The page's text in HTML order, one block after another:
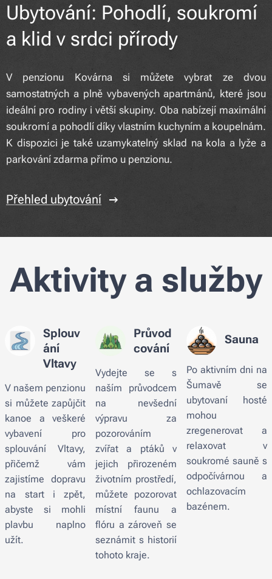
Ubytování: Pohodlí, soukromí
a klid v srdci přírody
V penzionu Kovárna si můžete vybrat ze dvou
samostatných a plně vybavených apartmánů, které jsou
ideální pro rodiny i větší skupiny. Oba nabízejí maximální
soukromí a pohodlí díky vlastním kuchyním a koupelnám.
K dispozici je také uzamykatelný sklad na kola a lyže a
parkování zdarma přímo u penzionu.
Přehled ubytování
Aktivity a služby
Splouv
ání
Vltavy
V našem penzionu
si můžete zapůjčit
kanoe a veškeré
vybavení pro
splouvání Vltavy,
přičemž vám
zajistíme dopravu
na start i zpět,
abyste si mohli
plavbu naplno
užít.
Průvod
cování
Vydejte se s
naším průvodcem
na nevšední
výpravu za
pozorováním
zvířat a ptáků v
jejich přirozeném
životním prostředí,
můžete pozorovat
místní faunu a
flóru a zároveň se
seznámit s historií
tohoto kraje.
Sauna
Po aktivním dni na
Šumavě se
ubytovaní hosté
mohou
zregenerovat a
relaxovat v
soukromé sauně s
odpočívárnou a
ochlazovacím
bazénem.